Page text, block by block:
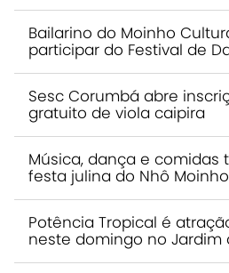
Bailarino do Moinho
participar do Festival de
Sesc Corumbá abre
gratuito de viola caipira
Música, dança e comidas
festa julina do Nhô Moinho
Potência Tropical é
neste domingo no Jardim